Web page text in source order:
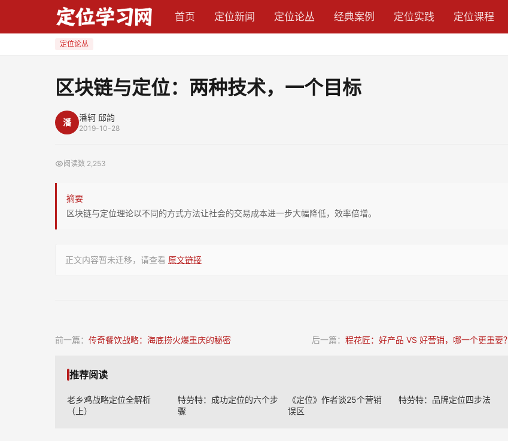
首页 定位新闻 定位论丛 经典案例 定位实践 定位课程
定位论丛
区块链与定位：两种技术，一个目标
潘 潘轲 邱韵
2019-10-28
阅读数 2,253
摘要
区块链与定位理论以不同的方式方法让社会的交易成本进一步大幅降低，效率倍增。
正文内容暂未迁移，请查看 原文链接
前一篇： 传奇餐饮战略：海底捞火爆重庆的秘密 后一篇： 程花匠：好产品 VS 好营销，哪一个更重要？
推荐阅读
老乡鸡战略定位全解析
（上）
特劳特：成功定位的六个步
骤
《定位》作者谈25个营销
误区
特劳特：品牌定位四步法